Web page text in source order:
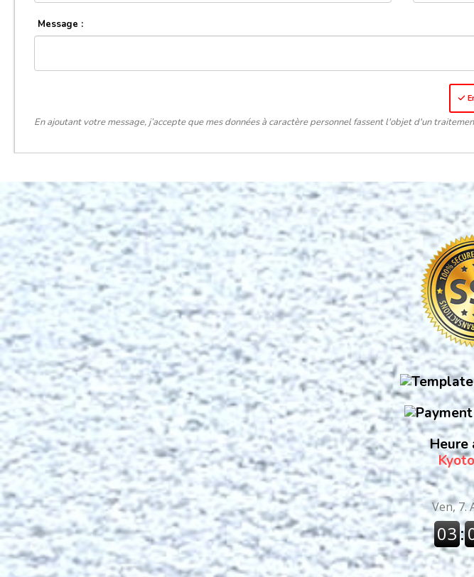
Message :
En ajoutant votre message, j’accepte que mes données à caractère personnel fassent l'objet d'un